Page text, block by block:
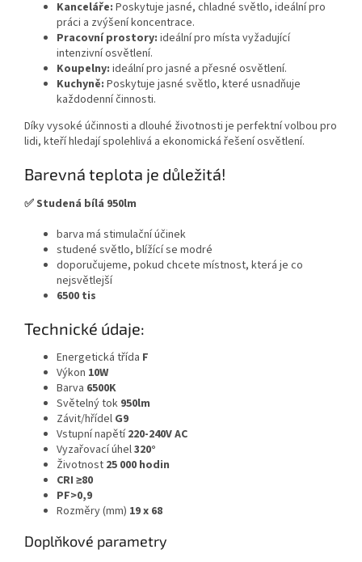
Kanceláře: Poskytuje jasné, chladné světlo, ideální pro
práci a zvýšení koncentrace.
Pracovní prostory: ideální pro místa vyžadující
intenzivní osvětlení.
Koupelny: ideální pro jasné a přesné osvětlení.
Kuchyně: Poskytuje jasné světlo, které usnadňuje
každodenní činnosti.
Díky vysoké účinnosti a dlouhé životnosti je perfektní volbou pro
lidi, kteří hledají spolehlivá a ekonomická řešení osvětlení.
Barevná teplota je důležitá!
✅ Studená bílá 950lm
barva má stimulační účinek
studené světlo, blížící se modré
doporučujeme, pokud chcete místnost, která je co
nejsvětlejší
6500 tis
Technické údaje:
Energetická třída F
Výkon 10W
Barva 6500K
Světelný tok 950lm
Závit/hřídel G9
Vstupní napětí220-240V AC
Vyzařovací úhel320°
Životnost 25 000 hodin
CRI ≥80
PF>0,9
Rozměry (mm) 19 x 68
Doplňkové parametry